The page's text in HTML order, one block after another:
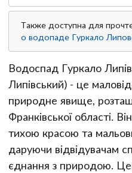
Также доступна для
о водопаде Гуркало
Водоспад Гуркало
Липівський) - це
природне явище,
Франківської області.
тихою красою та
даруючи відвідувачам
єднання з природою.